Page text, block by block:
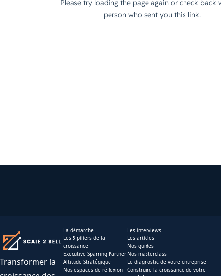
Transformer la
La démarche
Les 5 piliers de la
croissance
Executive Sparring Partner
Altitude Stratégique
Nos espaces de réflexion
Les interviews
Les articles
Nos guides
Nos masterclass
Le diagnostic de votre entreprise
Construire la croissance de votre